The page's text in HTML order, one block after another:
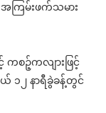
ကြမ်းဖက်သမား
ကစဉ့်ကလျားဖြင့်
၁၂ နာရီခွဲခန့်တွင်